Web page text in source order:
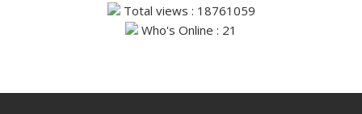
Total views : 18761059
Who's Online : 21